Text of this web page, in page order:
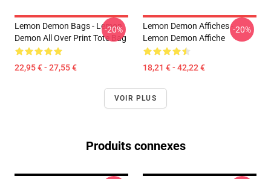
Lemon Demon Bags - Lemon
Demon All Over Print Tote Bag
22,95 € - 27,55 €
-20%
Lemon Demon Affiches -
Lemon Demon Affiche
18,21 € - 42,22 €
-20%
VOIR PLUS
Produits connexes